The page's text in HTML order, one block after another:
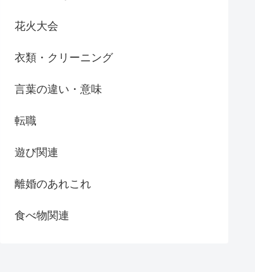
花火大会
衣類・クリーニング
言葉の違い・意味
転職
遊び関連
離婚のあれこれ
食べ物関連